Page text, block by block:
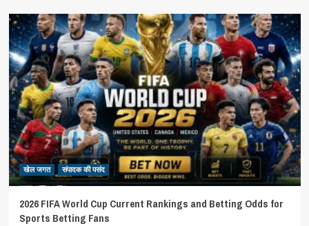
खेल जगत संपादक की पसंद
2026 FIFA World Cup Current Rankings and Betting Odds for
Sports Betting Fans